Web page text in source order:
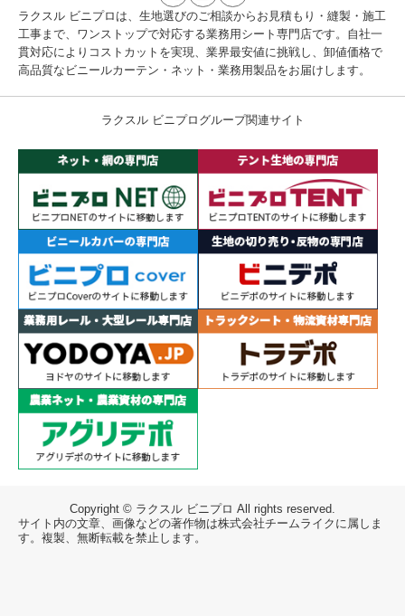
ラクスル ビニプロは、生地選びのご相談からお見積もり・縫製・施工
工事まで、ワンストップで対応する業務用シート専門店です。自社一
貫対応によりコストカットを実現、業界最安値に挑戦し、卸値価格で
高品質なビニールカーテン・ネット・業務用製品をお届けします。
ラクスル ビニプログループ関連サイト
Copyright © ラクスル ビニプロ All rights reserved.
サイト内の文章、画像などの著作物は株式会社チームライクに属しま
す。複製、無断転載を禁止します。